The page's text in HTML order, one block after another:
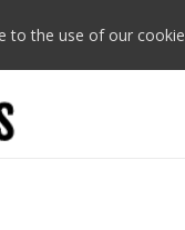
to the use of our